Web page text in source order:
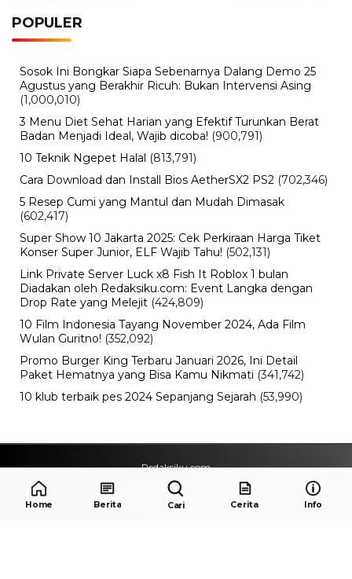
POPULER
Sosok Ini Bongkar Siapa Sebenarnya Dalang Demo 25
Agustus yang Berakhir Ricuh: Bukan Intervensi Asing
(1,000,010)
3 Menu Diet Sehat Harian yang Efektif Turunkan Berat
Badan Menjadi Ideal, Wajib dicoba! (900,791)
10 Teknik Ngepet Halal (813,791)
Cara Download dan Install Bios AetherSX2 PS2 (702,346)
5 Resep Cumi yang Mantul dan Mudah Dimasak
(602,417)
Super Show 10 Jakarta 2025: Cek Perkiraan Harga Tiket
Konser Super Junior, ELF Wajib Tahu! (502,131)
Link Private Server Luck x8 Fish It Roblox 1 bulan
Diadakan oleh Redaksiku.com: Event Langka dengan
Drop Rate yang Melejit (424,809)
10 Film Indonesia Tayang November 2024, Ada Film
Wulan Guritno! (352,092)
Promo Burger King Terbaru Januari 2026, Ini Detail
Paket Hematnya yang Bisa Kamu Nikmati (341,742)
10 klub terbaik pes 2024 Sepanjang Sejarah (53,990)
Redaksiku.com
Alamat : STC SENAYAN LT.4 ROOM 31-34 Jl. Asia
Afrika , Pintu IX Senayan, RT.1/RW.3, Gelora,
Kecamatan Tanah Abang, Daerah Khusus Ibukota
Home Berita Cari Cerita Info